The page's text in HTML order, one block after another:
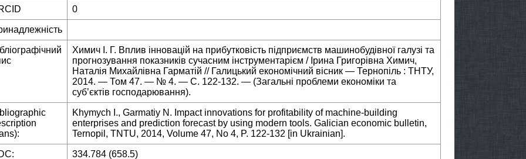
0
Химич І. Г. Вплив інновацій на прибутковість підприємств машинобудівної галузі та
прогнозування показників сучасним інструментарієм / Ірина Григорівна Химич,
Наталія Михайлівна Гарматій // Галицький економічний вісник — Тернопіль : ТНТУ,
2014. — Том 47. — № 4. — С. 122-132. — (Загальні проблеми економіки та
суб’єктів господарювання).
Khymych I., Garmatiy N. Impact innovations for profitability of machine-building
enterprises and prediction forecast by using modern tools. Galician economic bulletin,
Ternopil, TNTU, 2014, Volume 47, No 4, P. 122-132 [in Ukrainian].
334.784 (658.5)